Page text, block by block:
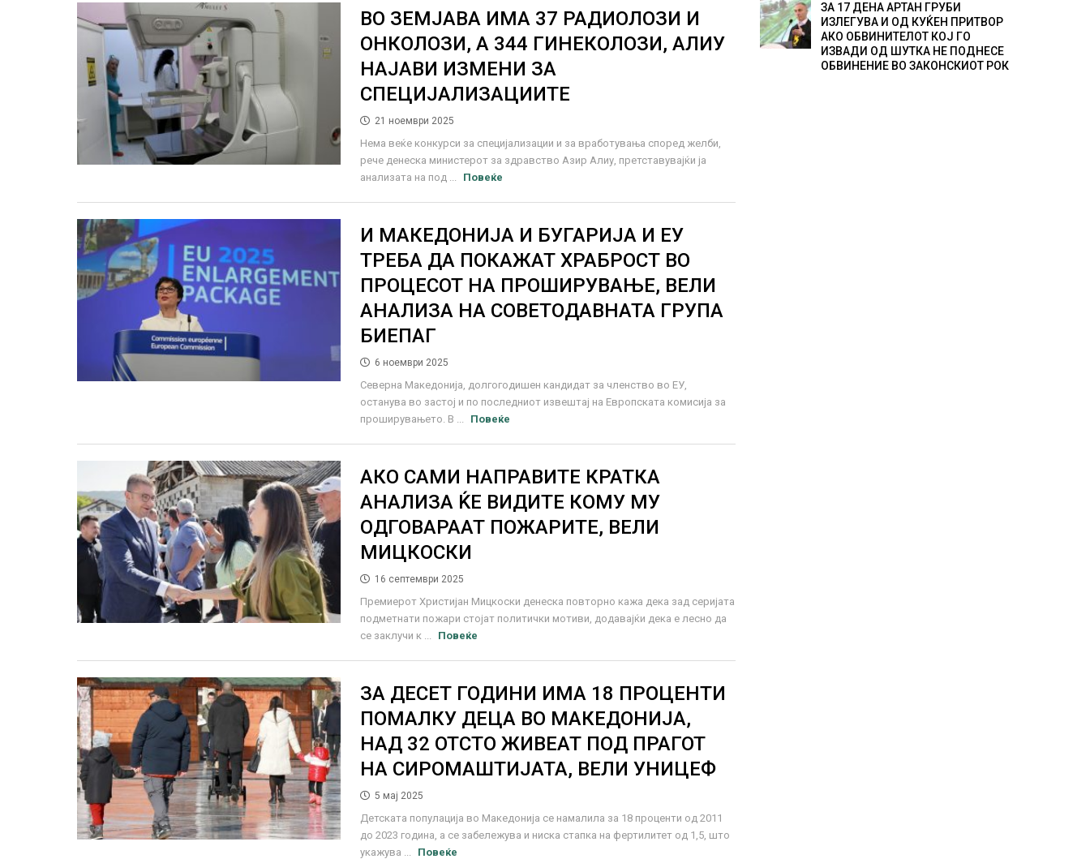
ВО ЗЕМЈАВА ИМА 37 РАДИОЛОЗИ И
ОНКОЛОЗИ, А 344 ГИНЕКОЛОЗИ, АЛИУ
НАЈАВИ ИЗМЕНИ ЗА
СПЕЦИЈАЛИЗАЦИИТЕ
21 ноември 2025
Нема веќе конкурси за специјализации и за вработувања според желби,
рече денеска министерот за здравство Азир Алиу, претставувајќи ја
анализата на под ...
Повеќе
И МАКЕДОНИЈА И БУГАРИЈА И ЕУ
ТРЕБА ДА ПОКАЖАТ ХРАБРОСТ ВО
ПРОЦЕСОТ НА ПРОШИРУВАЊЕ, ВЕЛИ
АНАЛИЗА НА СОВЕТОДАВНАТА ГРУПА
БИЕПАГ
6 ноември 2025
Северна Македонија, долгогодишен кандидат за членство во ЕУ,
останува во застој и по последниот извештај на Европската комисија за
проширувањето. В ...
Повеќе
АКО САМИ НАПРАВИТЕ КРАТКА
АНАЛИЗА ЌЕ ВИДИТЕ КОМУ МУ
ОДГОВАРААТ ПОЖАРИТЕ, ВЕЛИ
МИЦКОСКИ
16 септември 2025
Премиерот Христијан Мицкоски денеска повторно кажа дека зад серијата
подметнати пожари стојат политички мотиви, додавајќи дека е лесно да
се заклучи к ...
Повеќе
ЗА ДЕСЕТ ГОДИНИ ИМА 18 ПРОЦЕНТИ
ПОМАЛКУ ДЕЦА ВО МАКЕДОНИЈА,
НАД 32 ОТСТО ЖИВЕАТ ПОД ПРАГОТ
НА СИРОМАШТИЈАТА, ВЕЛИ УНИЦЕФ
5 мај 2025
Детската популација во Македонија се намалила за 18 проценти од 2011
до 2023 година, а се забележува и ниска стапка на фертилитет од 1,5, што
укажува ...
Повеќе
ЗА 17 ДЕНА АРТАН ГРУБИ
ИЗЛЕГУВА И ОД КУЌЕН ПРИТВОР
АКО ОБВИНИТЕЛОТ КОЈ ГО
ИЗВАДИ ОД ШУТКА НЕ ПОДНЕСЕ
ОБВИНЕНИЕ ВО ЗАКОНСКИОТ РОК